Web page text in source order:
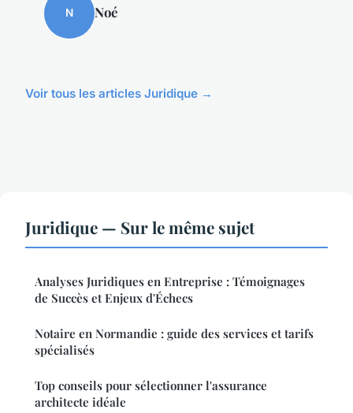
N Noé
Voir tous les articles Juridique →
Juridique — Sur le même sujet
Analyses Juridiques en Entreprise : Témoignages
de Succès et Enjeux d'Échecs
Notaire en Normandie : guide des services et tarifs
spécialisés
Top conseils pour sélectionner l'assurance
architecte idéale